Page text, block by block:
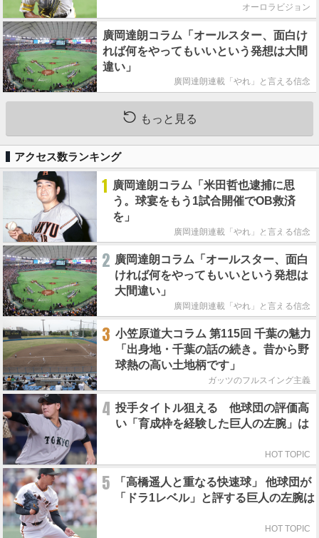
オーロラビジョン
廣岡達朗コラム「オールスター、面白け
れば何をやってもいいという発想は大間
違い」
廣岡達朗連載「やれ」と言える信念
もっと見る
アクセス数ランキング
1 廣岡達朗コラム「米田哲也逮捕に思
う。球宴をもう1試合開催でOB救済
を」
廣岡達朗連載「やれ」と言える信念
2 廣岡達朗コラム「オールスター、面白
ければ何をやってもいいという発想は
大間違い」
廣岡達朗連載「やれ」と言える信念
3 小笠原道大コラム 第115回 千葉の魅力
「出身地・千葉の話の続き。昔から野
球熱の高い土地柄です」
ガッツのフルスイング主義
4 投手タイトル狙える 他球団の評価高
い「育成枠を経験した巨人の左腕」は
HOT TOPIC
5
「高橋遥人と重なる快速球」 他球団が
「ドラ1レベル」と評する巨人の左腕は
HOT TOPIC